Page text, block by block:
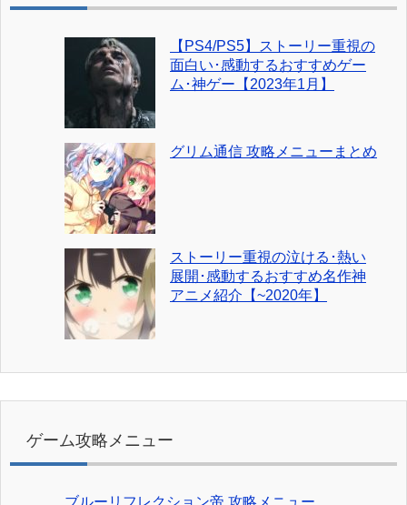
【PS4/PS5】ストーリー重視の
面白い･感動するおすすめゲー
ム･神ゲー【2023年1月】
グリム通信 攻略メニューまとめ
ストーリー重視の泣ける･熱い
展開･感動するおすすめ名作神
アニメ紹介【~2020年】
ゲーム攻略メニュー
ブルーリフレクション帝 攻略メニュー